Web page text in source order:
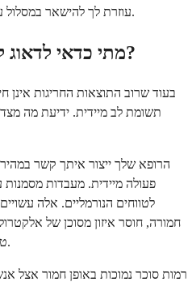
עוזרת לך להישאר במסלול עם ניהול הבריאות שלך מבלי להגזים.
מתי כדאי לדאוג לגבי תוצאות בדיקות דם?
בעוד שרוב התוצאות החריגות אינן
תשומת לב מיידית. ידיעת מה
הרופא שלך ייצור איתך קשר
פעולה מיידית. מעבדות מסמנות
לטווחים הנורמליים. אלה
חמורה, חוסר איזון מסוכן של
טלפון במקום לחכות לפגישה שגרתית.
רמות סוכר נמוכות באופן חמור אצל